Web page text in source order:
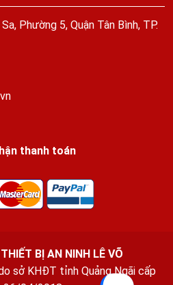
Phường 5, Quận Tân Bình, TP.
thanh toán
BỊ AN NINH LÊ VÕ
sở KHĐT tỉnh Quảng Ngãi cấp